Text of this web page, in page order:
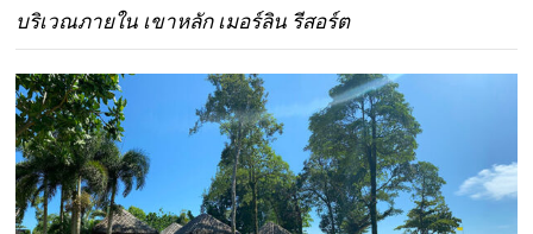
บริเวณภายใน เขาหลัก เมอร์ลิน รีสอร์ต